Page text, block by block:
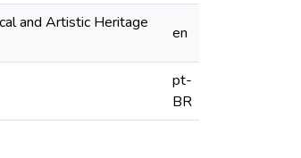
and Artistic Heritage
en
pt-
BR